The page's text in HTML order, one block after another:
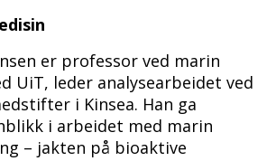
er professor ved marin
UiT, leder analysearbeidet ved
i Kinsea. Han ga
i arbeidet med marin
– jakten på bioaktive